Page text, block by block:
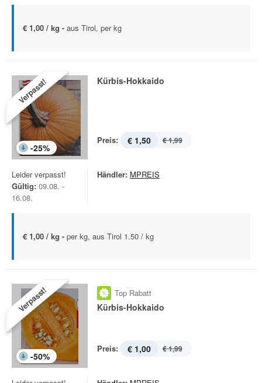
€ 1,00 / kg - aus Tirol, per kg
Verpasst!
-25%
Kürbis-Hokkaido
Preis: € 1,50 € 1,99
Leider verpasst!
Gültig: 09.08. -
16.08.
Händler: MPREIS
€ 1,00 / kg - per kg, aus Tirol 1.50 / kg
Verpasst!
-50%
Top Rabatt
Kürbis-Hokkaido
Preis: € 1,00 € 1,99